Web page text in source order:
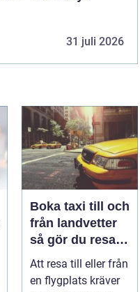
31 juli 2026
Boka taxi till och
från landvetter
så gör du resan
trygg och
smidig
Att resa till eller från
en flygplats kräver